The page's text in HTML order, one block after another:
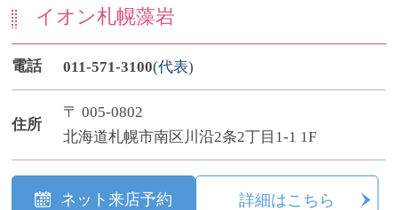
イオン札幌藻岩
電話 011-571-3100(代表)
住所
〒 005-0802
北海道札幌市南区川沿2条2丁目1-1 1F
ネット来店予約 詳細はこちら